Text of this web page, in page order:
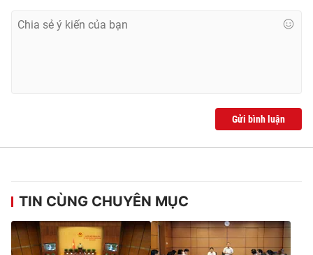
Gửi bình luận
TIN CÙNG CHUYÊN MỤC